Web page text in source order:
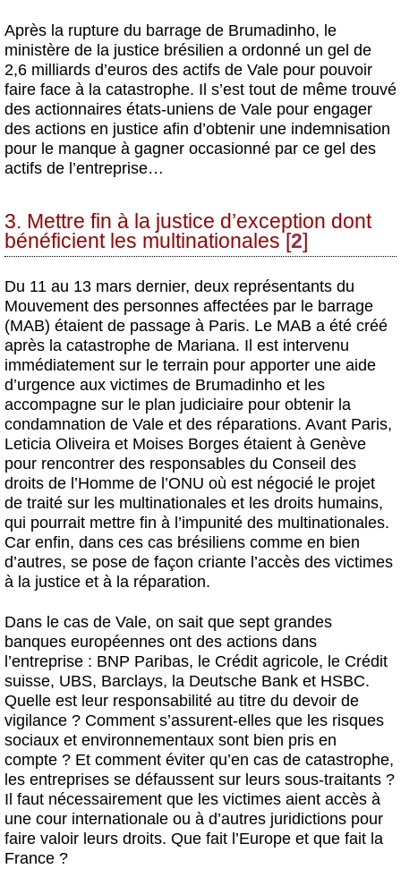
Après la rupture du barrage de Brumadinho, le
ministère de la justice brésilien a ordonné un gel de
2,6 milliards d’euros des actifs de Vale pour pouvoir
faire face à la catastrophe. Il s’est tout de même trouvé
des actionnaires états-uniens de Vale pour engager
des actions en justice afin d’obtenir une indemnisation
pour le manque à gagner occasionné par ce gel des
actifs de l’entreprise…
3. Mettre fin à la justice d’exception dont
bénéficient les multinationales [2]
Du 11 au 13 mars dernier, deux représentants du
Mouvement des personnes affectées par le barrage
(MAB) étaient de passage à Paris. Le MAB a été créé
après la catastrophe de Mariana. Il est intervenu
immédiatement sur le terrain pour apporter une aide
d’urgence aux victimes de Brumadinho et les
accompagne sur le plan judiciaire pour obtenir la
condamnation de Vale et des réparations. Avant Paris,
Leticia Oliveira et Moises Borges étaient à Genève
pour rencontrer des responsables du Conseil des
droits de l’Homme de l’ONU où est négocié le projet
de traité sur les multinationales et les droits humains,
qui pourrait mettre fin à l’impunité des multinationales.
Car enfin, dans ces cas brésiliens comme en bien
d’autres, se pose de façon criante l’accès des victimes
à la justice et à la réparation.
Dans le cas de Vale, on sait que sept grandes
banques européennes ont des actions dans
l’entreprise : BNP Paribas, le Crédit agricole, le Crédit
suisse, UBS, Barclays, la Deutsche Bank et HSBC.
Quelle est leur responsabilité au titre du devoir de
vigilance ? Comment s’assurent-elles que les risques
sociaux et environnementaux sont bien pris en
compte ? Et comment éviter qu’en cas de catastrophe,
les entreprises se défaussent sur leurs sous-traitants ?
Il faut nécessairement que les victimes aient accès à
une cour internationale ou à d’autres juridictions pour
faire valoir leurs droits. Que fait l’Europe et que fait la
France ?